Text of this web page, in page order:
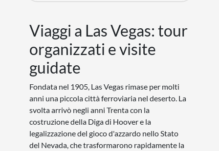
Viaggi a Las Vegas: tour
organizzati e visite
guidate
Fondata nel 1905, Las Vegas rimase per molti
anni una piccola città ferroviaria nel deserto. La
svolta arrivò negli anni Trenta con la
costruzione della Diga di Hoover e la
legalizzazione del gioco d'azzardo nello Stato
del Nevada, che trasformarono rapidamente la